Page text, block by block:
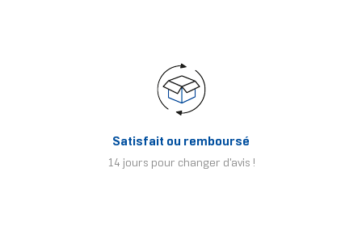
Satisfait ou remboursé
14 jours pour changer d'avis !